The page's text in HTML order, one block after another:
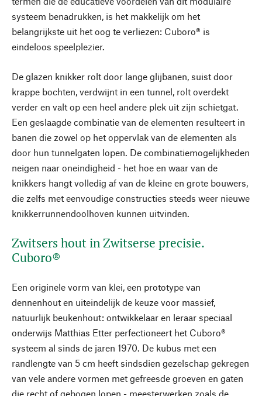
systeem benadrukken, is het makkelijk om het
belangrijkste uit het oog te verliezen: Cuboro® is
eindeloos speelplezier.
De glazen knikker rolt door lange glijbanen, suist door
krappe bochten, verdwijnt in een tunnel, rolt overdekt
verder en valt op een heel andere plek uit zijn schietgat.
Een geslaagde combinatie van de elementen resulteert in
banen die zowel op het oppervlak van de elementen als
door hun tunnelgaten lopen. De combinatiemogelijkheden
neigen naar oneindigheid - het hoe en waar van de
knikkers hangt volledig af van de kleine en grote bouwers,
die zelfs met eenvoudige constructies steeds weer nieuwe
knikkerrunnendoolhoven kunnen uitvinden.
Zwitsers hout in Zwitserse precisie.
Cuboro®
Een originele vorm van klei, een prototype van
dennenhout en uiteindelijk de keuze voor massief,
natuurlijk beukenhout: ontwikkelaar en leraar speciaal
onderwijs Matthias Etter perfectioneert het Cuboro®
systeem al sinds de jaren 1970. De kubus met een
randlengte van 5 cm heeft sindsdien gezelschap gekregen
van vele andere vormen met gefreesde groeven en gaten
die recht of gebogen lopen - meesterwerken zoals de